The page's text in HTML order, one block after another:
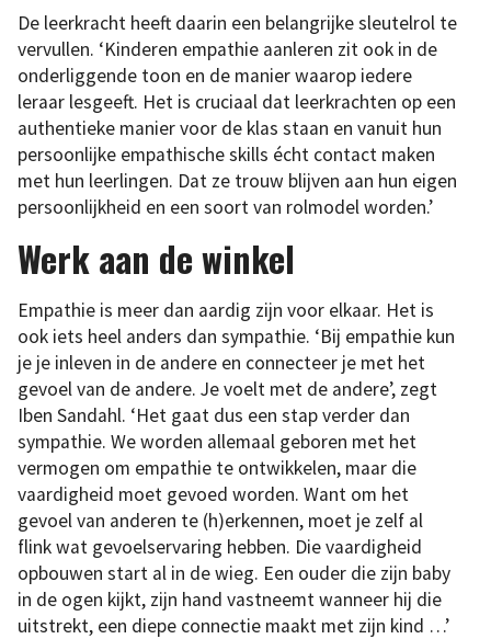
De leerkracht heeft daarin een belangrijke sleutelrol te
vervullen. ‘Kinderen empathie aanleren zit ook in de
onderliggende toon en de manier waarop iedere
leraar lesgeeft. Het is cruciaal dat leerkrachten op een
authentieke manier voor de klas staan en vanuit hun
persoonlijke empathische skills écht contact maken
met hun leerlingen. Dat ze trouw blijven aan hun eigen
persoonlijkheid en een soort van rolmodel worden.’
Werk aan de winkel
Empathie is meer dan aardig zijn voor elkaar. Het is
ook iets heel anders dan sympathie. ‘Bij empathie kun
je je inleven in de andere en connecteer je met het
gevoel van de andere. Je voelt met de andere’, zegt
Iben Sandahl. ‘Het gaat dus een stap verder dan
sympathie. We worden allemaal geboren met het
vermogen om empathie te ontwikkelen, maar die
vaardigheid moet gevoed worden. Want om het
gevoel van anderen te (h)erkennen, moet je zelf al
flink wat gevoelservaring hebben. Die vaardigheid
opbouwen start al in de wieg. Een ouder die zijn baby
in de ogen kijkt, zijn hand vastneemt wanneer hij die
uitstrekt, een diepe connectie maakt met zijn kind …’